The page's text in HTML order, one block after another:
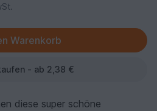
- ab 2,38 €
diese super schöne